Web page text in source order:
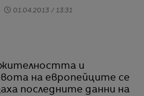
01.04.2013 / 13:31
на европейците се
последните данни на